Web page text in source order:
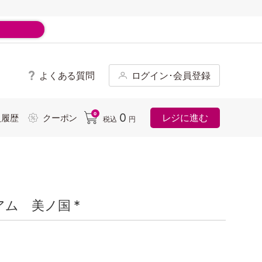
よくある質問 ログイン･会員登録
歴 クーポン 0
税込 0 円 レジに進む
ム 美ノ国 *